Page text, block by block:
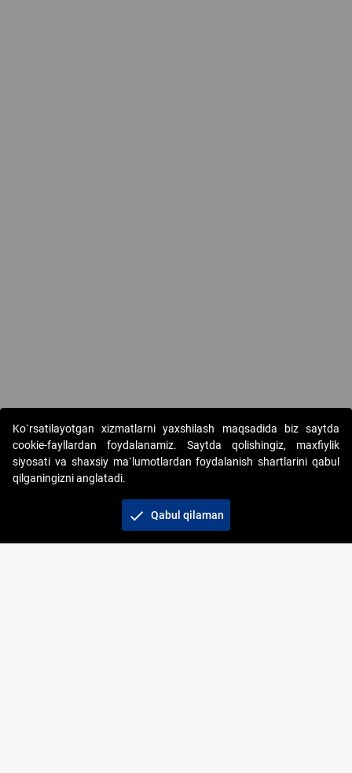
Copyright © 2017-2026. "Elektron onlayn-auksionlarni
tashkil etish" AJ. Barcha huquqlar himoyalangan
Ko`rsatilayotgan xizmatlarni yaxshilash maqsadida biz saytda
cookie-fayllardan foydalanamiz. Saytda qolishingiz, maxfiylik
siyosati va shaxsiy ma`lumotlardan foydalanish shartlarini qabul
qilganingizni anglatadi.
check Qabul qilaman